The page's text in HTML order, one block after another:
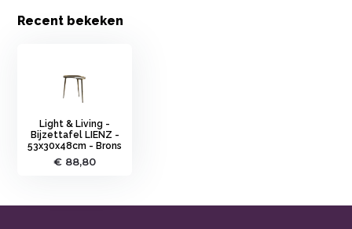
Recent bekeken
Light & Living -
Bijzettafel LIENZ -
53x30x48cm - Brons
€ 88,80